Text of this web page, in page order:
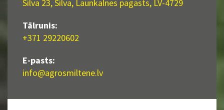
Silva 23, Silva, Launkalnes pagasts, LV-4729
Tālrunis:
+371 29220602
E-pasts:
info@agrosmiltene.lv